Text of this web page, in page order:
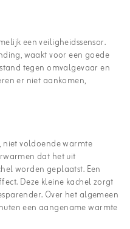
een veiligheidssensor.
waakt voor een goede
tegen omvalgevaar en
er niet aankomen,
niet voldoende warmte
dat het uit
worden geplaatst. Een
Deze kleine kachel zorgt
Over het algemeen
een aangename warmte